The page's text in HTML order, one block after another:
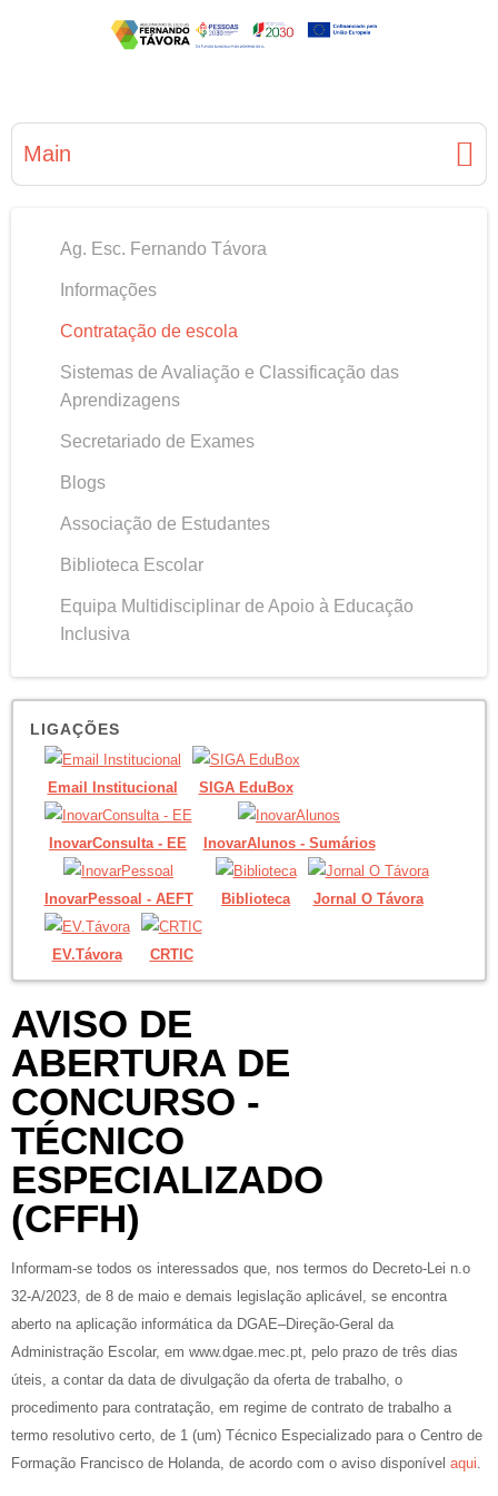
Main
Ag. Esc. Fernando Távora
Informações
Contratação de escola
Sistemas de Avaliação e Classificação das
Aprendizagens
Secretariado de Exames
Blogs
Associação de Estudantes
Biblioteca Escolar
Equipa Multidisciplinar de Apoio à Educação
Inclusiva
LIGAÇÕES
Email Institucional SIGA EduBox
InovarConsulta - EE InovarAlunos - Sumários
InovarPessoal - AEFT Biblioteca Jornal O Távora
EV.Távora CRTIC
AVISO DE
ABERTURA DE
CONCURSO -
TÉCNICO
ESPECIALIZADO
(CFFH)
Informam-se todos os interessados que, nos termos do Decreto-Lei n.o
32-A/2023, de 8 de maio e demais legislação aplicável, se encontra
aberto na aplicação informática da DGAE–Direção-Geral da
Administração Escolar, em www.dgae.mec.pt, pelo prazo de três dias
úteis, a contar da data de divulgação da oferta de trabalho, o
procedimento para contratação, em regime de contrato de trabalho a
termo resolutivo certo, de 1 (um) Técnico Especializado para o Centro de
Formação Francisco de Holanda, de acordo com o aviso disponível aqui